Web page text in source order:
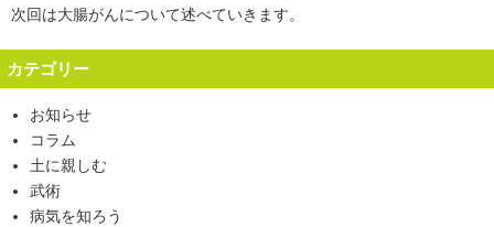
次回は大腸がんについて述べていきます。
カテゴリー
お知らせ
コラム
土に親しむ
武術
病気を知ろう